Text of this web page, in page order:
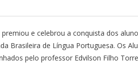
e celebrou a conquista dos
Brasileira de Língua Portuguesa. Os
pelo professor Edvilson Filho